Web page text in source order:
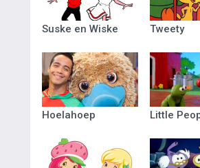
Suske en Wiske Tweety
Hoelahoep Little